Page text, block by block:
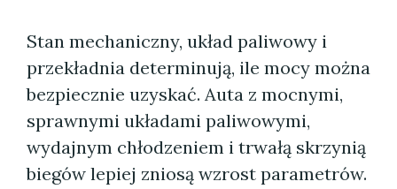
Stan mechaniczny, układ paliwowy i
przekładnia determinują, ile mocy można
bezpiecznie uzyskać. Auta z mocnymi,
sprawnymi układami paliwowymi,
wydajnym chłodzeniem i trwałą skrzynią
biegów lepiej zniosą wzrost parametrów.